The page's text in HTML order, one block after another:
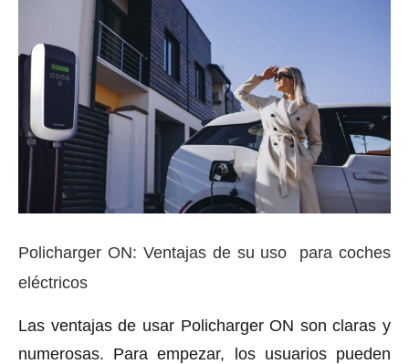
Policharger ON: Ventajas de su uso para coches
eléctricos
Las ventajas de usar Policharger ON son claras y
numerosas. Para empezar, los usuarios pueden